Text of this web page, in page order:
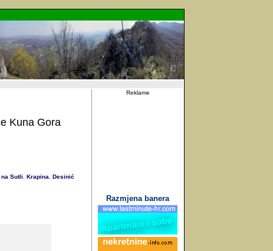
Kuna Gora
na Sutli, Krapina, Desinić
Reklame
Razmjena banera